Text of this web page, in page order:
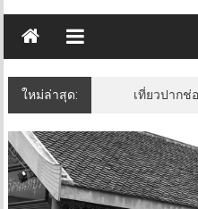
ใหม่ล่าสุด: เที่ยวปากช่